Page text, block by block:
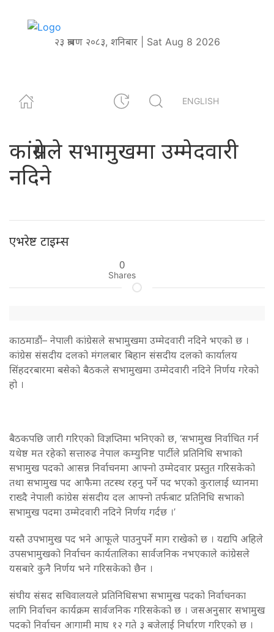
२३ श्रावण २०८३, शनिबार | Sat Aug 8 2026
ENGLISH
कांग्रेसले सभामुखमा उम्मेदवारी
नदिने
एभरेष्ट टाइम्स
0
Shares
काठमाडौं– नेपाली कांग्रेसले सभामुखमा उम्मेदवारी नदिने भएको छ ।
कांग्रेस संसदीय दलको मंगलबार बिहान संसदीय दलको कार्यालय
सिंहदरबारमा बसेको बैठकले सभामुखमा उम्मेदवारी नदिने निर्णय गरेको
हो ।
बैठकपछि जारी गरिएको विज्ञप्तिमा भनिएको छ, ‘सभामुख निर्वाचित गर्न
यथेष्ठ मत रहेको सत्तारुढ नेपाल कम्युनिष्ट पार्टीले प्रतिनिधि सभाको
सभामुख पदको आसन्न निर्वाचनमा आफ्नो उम्मेदवार प्रस्तुत गरिसकेको
तथा सभामुख पद आफैमा तटस्थ रहनु पर्ने पद भएको कुरालाई ध्यानमा
राख्दै नेपाली कांग्रेस संसदीय दल आफ्नो तर्फबाट प्रतिनिधि सभाको
सभामुख पदमा उम्मेदवारी नदिने निर्णय गर्दछ ।’
यस्तै उपभामुख पद भने आफूले पाउनुपर्ने माग राखेको छ । यद्यपि अहिले
उपसभामुखको निर्वाचन कार्यतालिका सार्वजनिक नभएकाले कांग्रेसले
यसबारे कुनै निर्णय भने गरिसकेको छैन ।
संघीय संसद सचिवालयले प्रतिनिधिसभा सभामुख पदको निर्वाचनका
लागि निर्वाचन कार्यक्रम सार्वजनिक गरिसकेको छ । जसअनुसार सभामुख
पदको निर्वाचन आगामी माघ १२ गते ३ बजेलाई निर्धारण गरिएको छ ।